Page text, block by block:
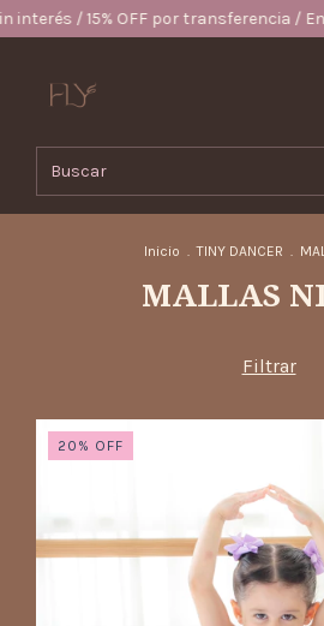
por transferencia / Envío gratis desde
Inicio . TINY DANCER .
MALLAS
Filtrar
20 % OFF